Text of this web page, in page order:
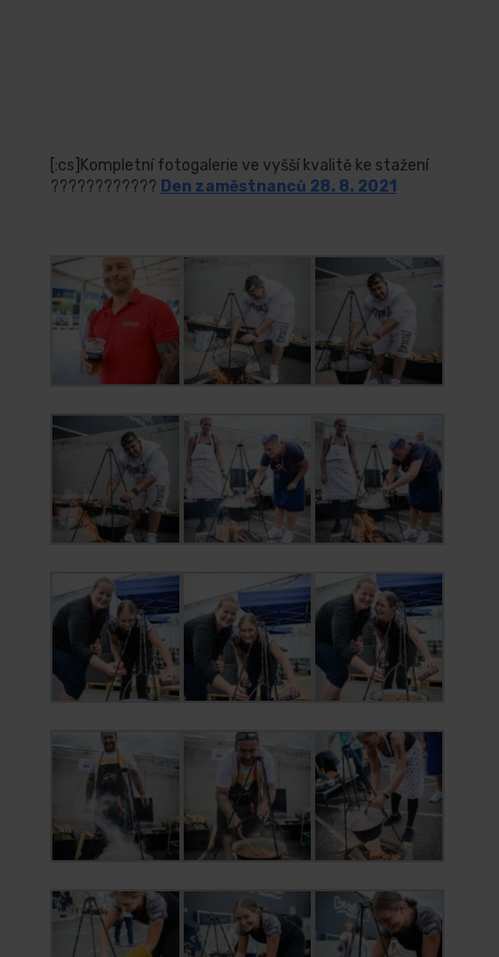
[:cs]Kompletní fotogalerie ve vyšší kvalitě ke stažení
???????????? Den zaměstnanců 28. 8. 2021